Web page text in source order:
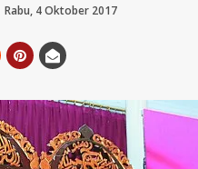
Rabu, 4 Oktober 2017